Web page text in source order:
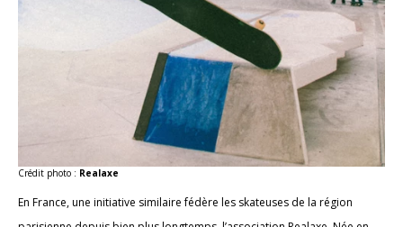
Crédit photo : Realaxe
En France, une initiative similaire fédère les skateuses de la région